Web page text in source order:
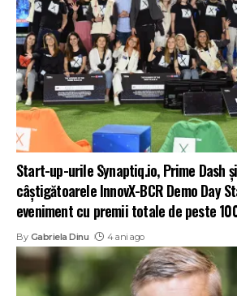
Start-up-urile Synaptiq.io, Prime Dash
câștigătoarele InnovX-BCR Demo Day
eveniment cu premii totale de peste
By Gabriela Dinu 4 ani ago